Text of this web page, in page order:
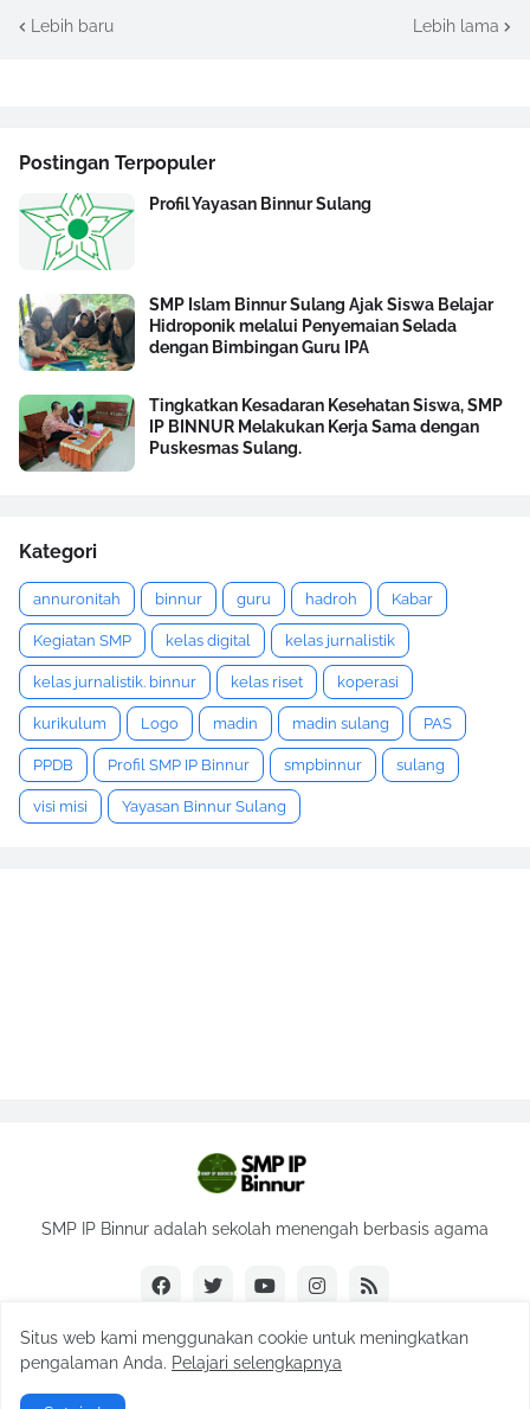
Lebih baru Lebih lama
Postingan Terpopuler
Profil Yayasan Binnur Sulang
SMP Islam Binnur Sulang Ajak Siswa Belajar
Hidroponik melalui Penyemaian Selada
dengan Bimbingan Guru IPA
Tingkatkan Kesadaran Kesehatan Siswa, SMP
IP BINNUR Melakukan Kerja Sama dengan
Puskesmas Sulang.
Kategori
annuronitah binnur guru hadroh Kabar
Kegiatan SMP kelas digital kelas jurnalistik
kelas jurnalistik. binnur kelas riset koperasi
kurikulum Logo madin madin sulang PAS
PPDB Profil SMP IP Binnur smpbinnur sulang
visi misi Yayasan Binnur Sulang
SMP IP Binnur adalah sekolah menengah berbasis agama
Situs web kami menggunakan cookie untuk meningkatkan
pengalaman Anda. Pelajari selengkapnya